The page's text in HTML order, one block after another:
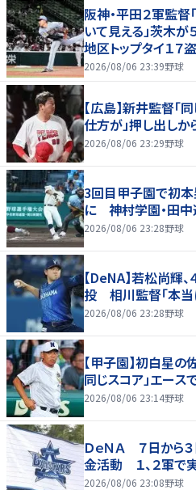
阪神・平田２軍監
いて見える」茨木
地区トップタイ１７
2026/08/06 23:39野球
【広島】新井監督「
仕方が」押し出し
2026/08/06 23:29野球
3回目甲子園で初本
に 神村学園・田
2026/08/06 23:28野球
【DeNA】若松尚輝
投 相川監督「本当
2026/08/06 23:28野球
【甲子園】初白星の
同じスコア」エー
2026/08/06 23:14野球
ＤｅＮＡ ７日から
金活動 １、２軍で
2026/08/06 23:08野球